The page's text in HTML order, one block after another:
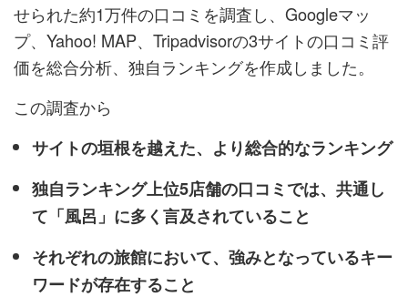
せられた約1万件の口コミを調査し、Googleマッ
プ、Yahoo! MAP、Tripadvisorの3サイトの口コミ評
価を総合分析、独自ランキングを作成しました。
この調査から
サイトの垣根を越えた、より総合的なランキング
独自ランキング上位5店舗の口コミでは、共通し
て「風呂」に多く言及されていること
それぞれの旅館において、強みとなっているキー
ワードが存在すること